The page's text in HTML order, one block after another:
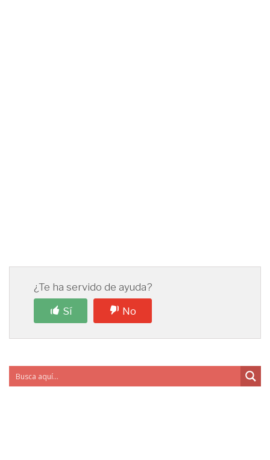
¿Te ha servido de ayuda?
Sí
No